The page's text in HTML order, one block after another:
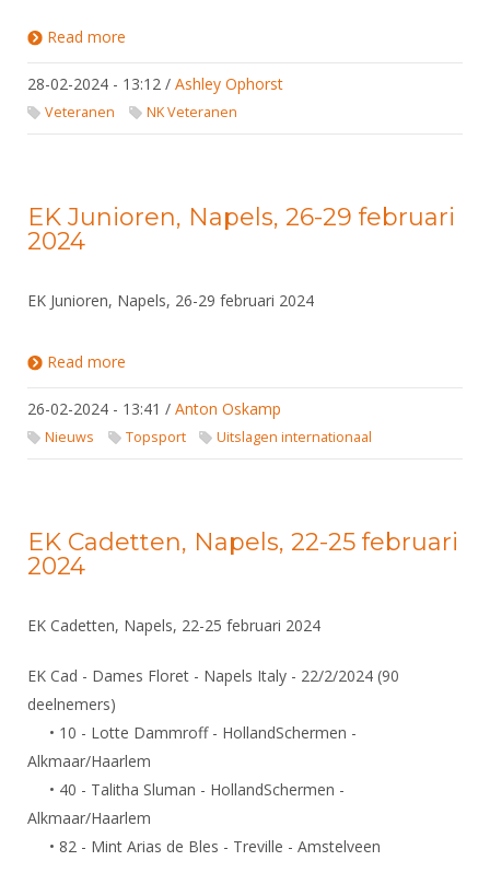
Read more
28-02-2024 - 13:12 / Ashley Ophorst
Veteranen NK Veteranen
EK Junioren, Napels, 26-29 februari
2024
EK Junioren, Napels, 26-29 februari 2024
Read more
26-02-2024 - 13:41 / Anton Oskamp
Nieuws Topsport Uitslagen internationaal
EK Cadetten, Napels, 22-25 februari
2024
EK Cadetten, Napels, 22-25 februari 2024
EK Cad - Dames Floret - Napels Italy - 22/2/2024 (90
deelnemers)
• 10 - Lotte Dammroff - HollandSchermen -
Alkmaar/Haarlem
• 40 - Talitha Sluman - HollandSchermen -
Alkmaar/Haarlem
• 82 - Mint Arias de Bles - Treville - Amstelveen